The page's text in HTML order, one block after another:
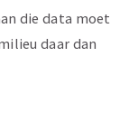
die data moet
daar dan